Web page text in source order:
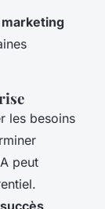
les besoins
peut
succès